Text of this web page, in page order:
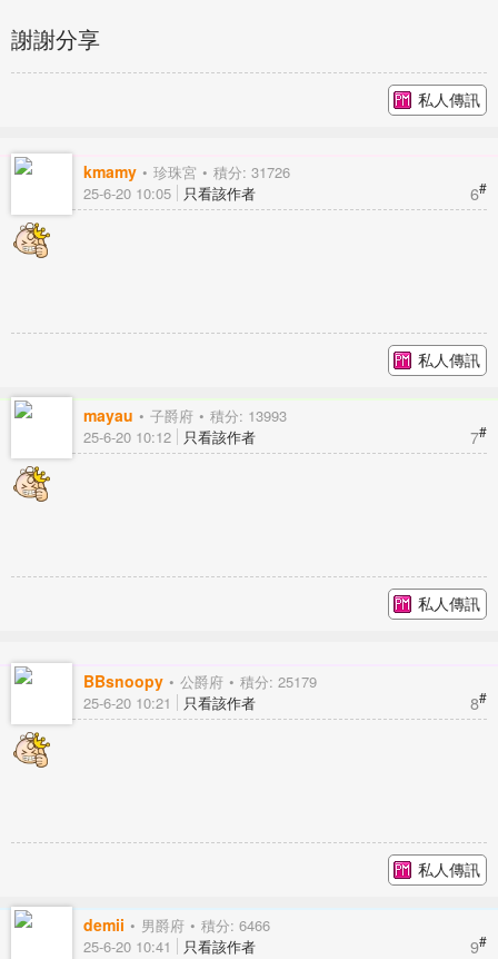
謝謝分享
私人傳訊
kmamy 珍珠宮 積分: 31726
6#
25-6-20 10:05 只看該作者
私人傳訊
mayau 子爵府 積分: 13993
7#
25-6-20 10:12 只看該作者
私人傳訊
BBsnoopy 公爵府 積分: 25179
8#
25-6-20 10:21 只看該作者
私人傳訊
demii 男爵府 積分: 6466
9#
25-6-20 10:41 只看該作者